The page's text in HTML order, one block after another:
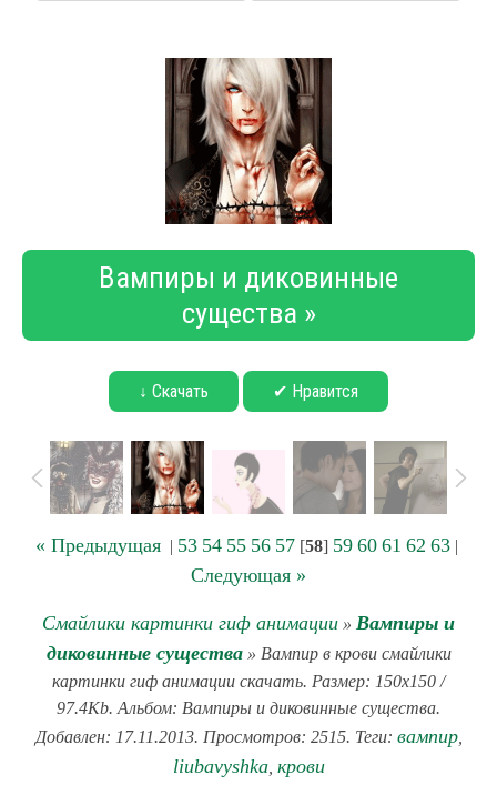
Вампиры и диковинные
существа »
↓ Скачать ✔ Нравится
« Предыдущая| 53 54 55 56 57[58] 59 60 61 62 63|
Следующая »
Смайлики картинки гиф анимации » Вампиры и
диковинные существа» Вампир в крови смайлики
картинки гиф анимации скачать. Размер: 150x150 /
97.4Kb. Альбом: Вампиры и диковинные существа.
Добавлен: 17.11.2013. Просмотров: 2515. Теги: вампир,
liubavyshka, крови